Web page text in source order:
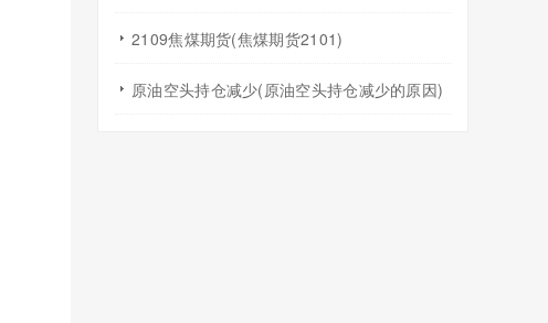
2109焦煤期货(焦煤期货2101)
原油空头持仓减少(原油空头持仓减少的原因)